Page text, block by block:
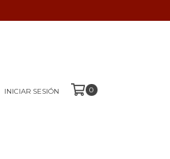
INICIAR SESIÓN 0